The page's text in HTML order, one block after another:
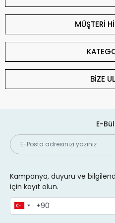
Hazırlanın
Notebook modelinize bağlı
kasanın içine sabitlenmiş
pilin yanındaki mandalı
çıkarabilirsiniz. Dahili piller için
gerekecektir.
3. Vidaları
Eğer pil kasanın içinde yer
kasayı sabitleyen vidaları
kasayı dikkatlice açarak iç
özen gösterin.
4. Pili Çıkartın
Batarya anakarta bir kablo veya
bağlantıyı dikkatlice çıkararak
Bağlantıları çekerken nazik
MÜŞTERİ
BİZE
E-
Kampanya, duyuru ve
için kayıt olun.